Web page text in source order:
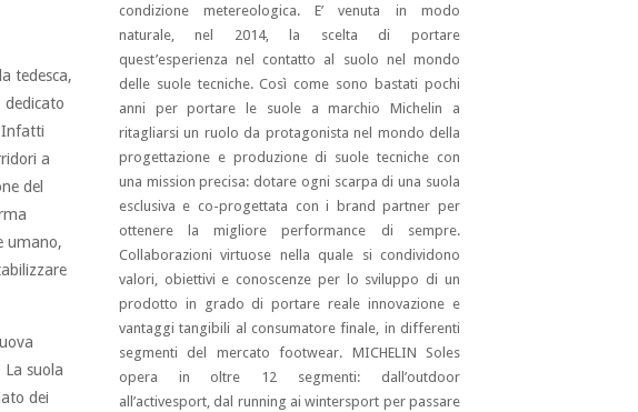
tedesca,
dedicato
Infatti
a
del
umano,
La suola
dei
condizione metereologica. E’ venuta in modo
naturale, nel 2014, la scelta di portare
quest’esperienza nel contatto al suolo nel mondo
delle suole tecniche. Così come sono bastati pochi
anni per portare le suole a marchio Michelin a
ritagliarsi un ruolo da protagonista nel mondo della
progettazione e produzione di suole tecniche con
una mission precisa: dotare ogni scarpa di una suola
esclusiva e co-progettata con i brand partner per
ottenere la migliore performance di sempre.
Collaborazioni virtuose nella quale si condividono
valori, obiettivi e conoscenze per lo sviluppo di un
prodotto in grado di portare reale innovazione e
vantaggi tangibili al consumatore finale, in differenti
segmenti del mercato footwear. MICHELIN Soles
opera in oltre 12 segmenti: dall’outdoor
all’activesport, dal running ai wintersport per passare